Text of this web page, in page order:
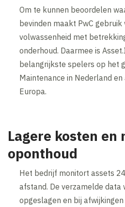
Om te kunnen beoordelen
bevinden maakt PwC gebruik
volwassenheid met
onderhoud. Daarmee is
belangrijkste spelers op het
Maintenance in Nederland
Europa.
Lagere kosten en
oponthoud
Het bedrijf monitort assets
afstand. De verzamelde data
opgeslagen en bij